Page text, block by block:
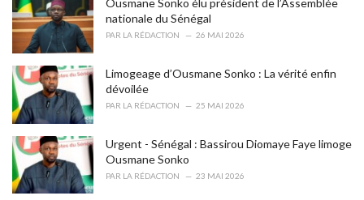
e
s
Ousmane Sonko élu président de l’Assemblée
nationale du Sénégal
PAR LA RÉDACTION 26 MAI 2026
Limogeage d’Ousmane Sonko : La vérité enfin
dévoilée
PAR LA RÉDACTION 25 MAI 2026
Urgent - Sénégal : Bassirou Diomaye Faye limoge
Ousmane Sonko
PAR LA RÉDACTION 23 MAI 2026